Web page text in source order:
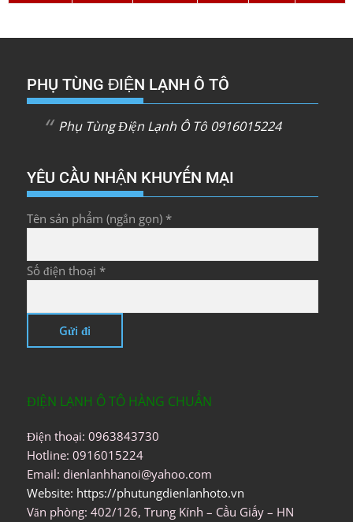
PHỤ TÙNG ĐIỆN LẠNH Ô TÔ
Phụ Tùng Điện Lạnh Ô Tô 0916015224
YÊU CẦU NHẬN KHUYẾN MẠI
Tên sản phẩm (ngắn gọn) *
Số điện thoại *
ĐIỆN LẠNH Ô TÔ HÀNG CHUẨN
Điện thoại: 0963843730
Hotline: 0916015224
Email: dienlanhhanoi@yahoo.com
Website: https://phutungdienlanhoto.vn
Văn phòng: 402/126, Trung Kính – Cầu Giấy – HN